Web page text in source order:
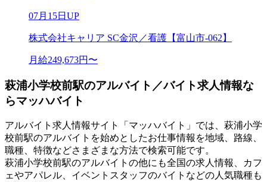
07月15日UP
株式会社キャリア SC金沢／看護【富山市-062】
月給249,673円〜
萩浦小学校前駅のアルバイト／バイト求人情報な
らマッハバイト
アルバイト求人情報サイト「マッハバイト」では、萩浦小学
校前駅のアルバイトを始めとしたお仕事情報を地域、路線、
職種、特徴などさまざまな方法で検索可能です。
萩浦小学校前駅のアルバイトの他にも全国の求人情報、カフ
ェやアパレル、イベントスタッフのバイトなどの人気職種も